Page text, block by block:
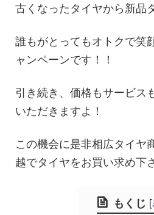
古くなったタイヤから新品
誰もがとってもオトクで笑
ャンペーンです！！
引き続き、価格もサービス
いただきますよ！
この機会に是非相広タイヤ
越でタイヤをお買い求め下
もくじ [